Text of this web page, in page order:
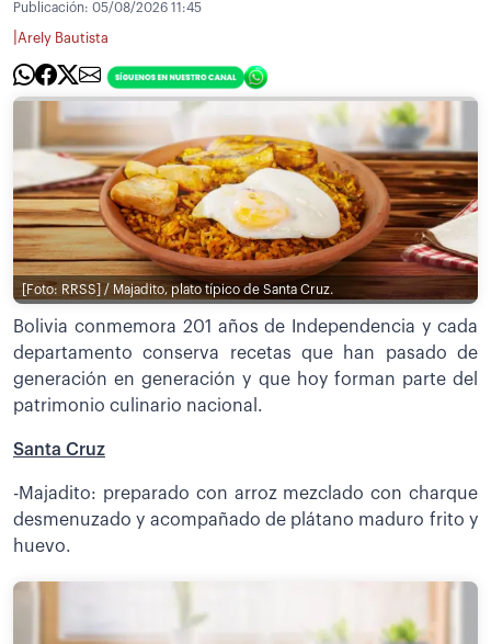
Publicación: 05/08/2026 11:45
Arely Bautista
[Foto: RRSS] / Majadito, plato típico de Santa Cruz.
Bolivia conmemora 201 años de Independencia y cada
departamento conserva recetas que han pasado de
generación en generación y que hoy forman parte del
patrimonio culinario nacional.
Santa Cruz
-Majadito: preparado con arroz mezclado con charque
desmenuzado y acompañado de plátano maduro frito y
huevo.